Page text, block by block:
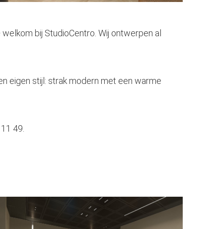
bij StudioCentro. Wij ontwerpen al
eigen stijl: strak modern met een warme
49.